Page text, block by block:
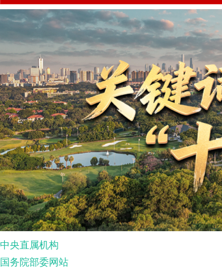
中央直属机构
国务院部委网站